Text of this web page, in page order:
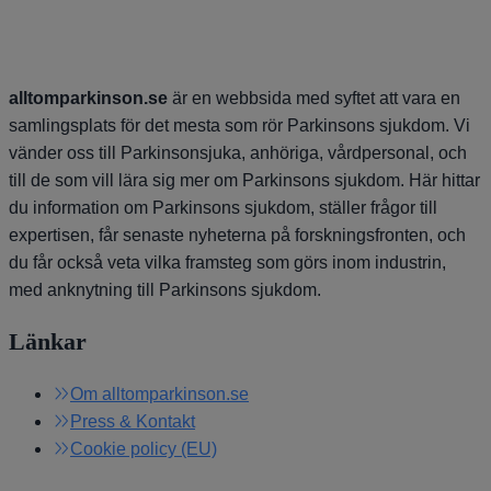
alltomparkinson.se är en webbsida med syftet att vara en
samlingsplats för det mesta som rör Parkinsons sjukdom. Vi
vänder oss till Parkinsonsjuka, anhöriga, vårdpersonal, och
till de som vill lära sig mer om Parkinsons sjukdom. Här hittar
du information om Parkinsons sjukdom, ställer frågor till
expertisen, får senaste nyheterna på forskningsfronten, och
du får också veta vilka framsteg som görs inom industrin,
med anknytning till Parkinsons sjukdom.
Länkar
Om alltomparkinson.se
Press & Kontakt
Cookie policy (EU)